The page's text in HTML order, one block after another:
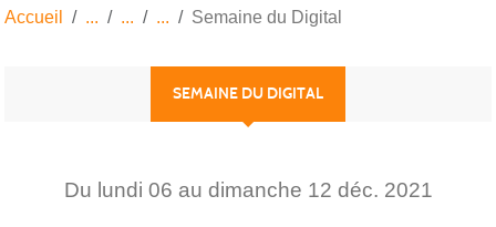
Accueil Semaine du Digital
SEMAINE DU DIGITAL
Du lundi 06 au dimanche 12 déc. 2021